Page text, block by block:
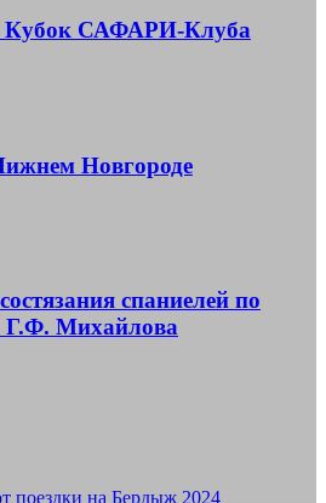
Кубок САФАРИ-Клуба
Новгороде
спаниелей по
Г.Ф. Михайлова
поездки на Бердыж 2024